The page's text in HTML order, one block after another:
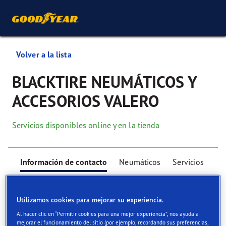
Volver a la lista
BLACKTIRE NEUMÁTICOS Y
ACCESORIOS VALERO
Servicios disponibles online y en la tienda
Información de contacto Neumáticos Servicios
Utilizamos cookies para mejorar su experiencia.
Al hacer clic en “Permitir cookies para una mejor experiencia”, nos ayuda a
mejorar el funcionamiento del sitio (por ejemplo, recordando sus preferencias,